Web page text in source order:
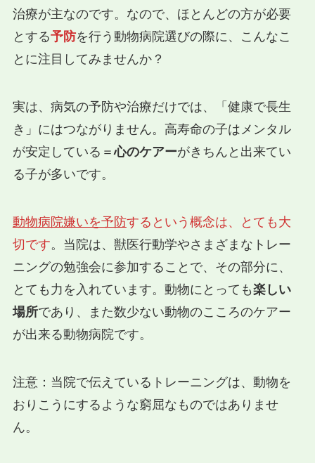
治療が主なのです。なので、ほとんどの方が必要
とする予防を行う動物病院選びの際に、こんなこ
とに注目してみませんか？
実は、病気の予防や治療だけでは、「健康で長生
き」にはつながりません。高寿命の子はメンタル
が安定している＝心のケアーがきちんと出来てい
る子が多いです。
動物病院嫌いを予防するという概念は、とても大
切です。当院は、獣医行動学やさまざまなトレー
ニングの勉強会に参加することで、その部分に、
とても力を入れています。動物にとっても楽しい
場所であり、また数少ない動物のこころのケアー
が出来る動物病院です。
注意：当院で伝えているトレーニングは、動物を
おりこうにするような窮屈なものではありませ
ん。